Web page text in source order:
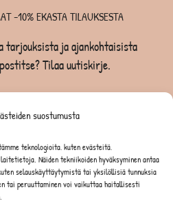
suostumusta
teknologioita, kuten evästeitä,
Näiden tekniikoiden hyväksyminen antaa
selauskäyttäytymistä tai yksilöllisiä tunnuksia
tai peruuttaminen voi vaikuttaa haitallisesti
-10% EKASTA TILAUKSESTA
tarjouksista ja ajankohtaisista
Tilaa uutiskirje.
EKASTA TILAUKSESTA
KISSOILLE
JYRSIJÖILLE